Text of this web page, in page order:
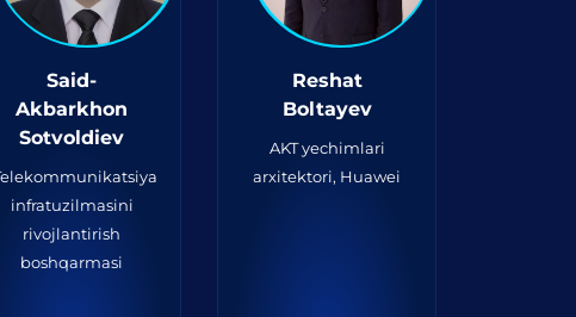
Said-
Akbarkhon
Sotvoldiev
infratuzilmasini
rivojlantirish
boshqarmasi
Reshat
Boltayev
AKT yechimlari
arxitektori, Huawei